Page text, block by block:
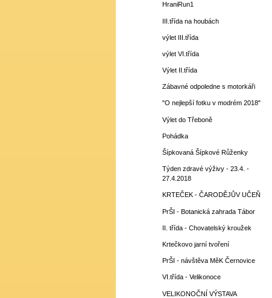
HraniRun1
III.třída na houbách
výlet III.třída
výlet VI.třída
Výlet II.třída
Zábavné odpoledne s motorkáři
"O nejlepší fotku v modrém 2018"
Výlet do Třeboně
Pohádka
Šípkovaná Šípkové Růženky
Týden zdravé výživy - 23.4. -
27.4.2018
KRTEČEK - ČARODĚJŮV UČEŇ
PrŠI - Botanická zahrada Tábor
II. třída - Chovatelský kroužek
Krtečkovo jarní tvoření
PrŠI - návštěva MěK Černovice
VI.třída - Velikonoce
VELIKONOČNÍ VÝSTAVA